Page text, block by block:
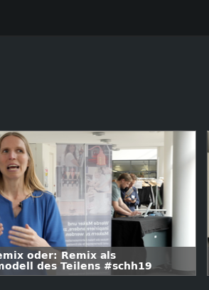
oder: Remix als
des Teilens #schh19